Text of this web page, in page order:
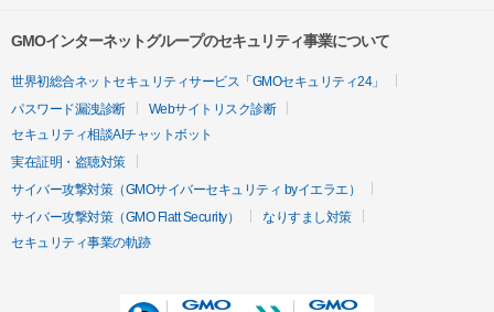
GMOインターネットグループのセキュリティ事業について
世界初総合ネットセキュリティサービス「GMOセキュリティ24」
パスワード漏洩診断
Webサイトリスク診断
セキュリティ相談AIチャットボット
実在証明・盗聴対策
サイバー攻撃対策（GMOサイバーセキュリティ byイエラエ）
サイバー攻撃対策（GMO Flatt Security）
なりすまし対策
セキュリティ事業の軌跡